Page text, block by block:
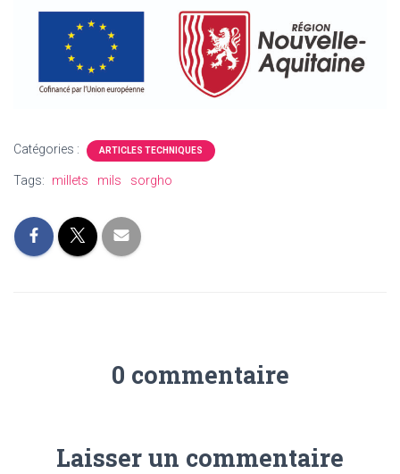
Catégories : ARTICLES TECHNIQUES
Tags: millets mils sorgho
0 commentaire
Laisser un commentaire